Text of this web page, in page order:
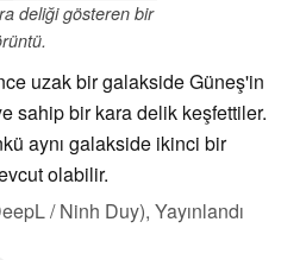
deliği gösteren bir
uzak bir galakside Güneş'in
sahip bir kara delik keşfettiler.
aynı galakside ikinci bir
olabilir.
/ Ninh Duy), Yayınlandı